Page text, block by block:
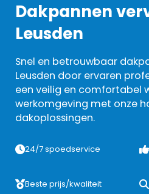
Dakpannen
Leusden
Snel en betrouwbaar
Leusden door ervaren
een veilig en comfortabel
werkomgeving met onze
dakoplossingen.
24/7 spoedservice
Beste prijs/kwaliteit